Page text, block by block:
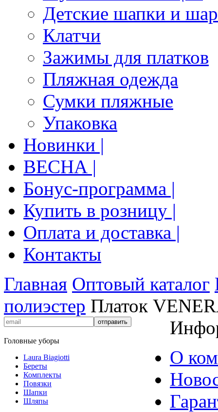
Детские шапки и
Клатчи
Зажимы для платков
Пляжная одежда
Сумки пляжные
Упаковка
Новинки |
ВЕСНА |
Бонус-программа |
Купить в розницу |
Оплата и доставка |
Контакты
Главная Оптовый каталог
полиэстер Платок
Головные уборы
Laura Biagiotti
Береты
Комплекты
Повязки
Шапки
Шляпы
О